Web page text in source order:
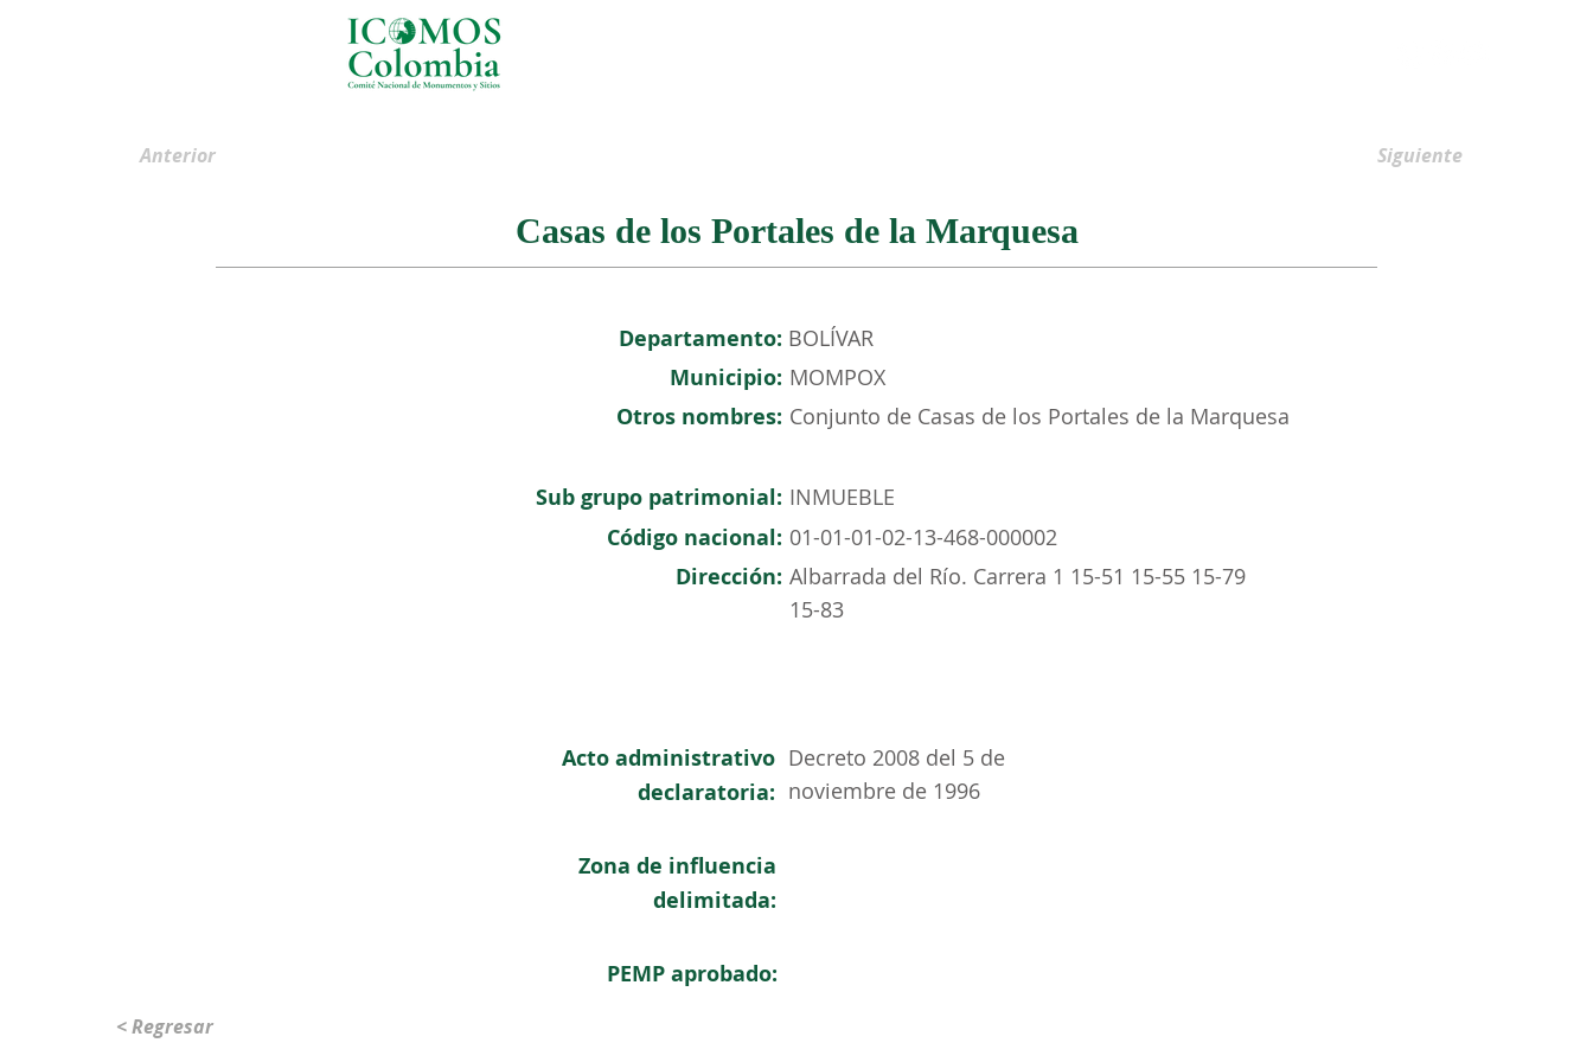
Anterior Siguiente
Casas de los Portales de la Marquesa
Departamento: BOLÍVAR
Municipio: MOMPOX
Otros nombres: Conjunto de Casas de los Portales de la Marquesa
Sub grupo patrimonial: INMUEBLE
Código nacional: 01-01-01-02-13-468-000002
Dirección: Albarrada del Río. Carrera 1 15-51 15-55 15-79
15-83
Acto administrativo
declaratoria:
Decreto 2008 del 5 de
noviembre de 1996
Zona de influencia
delimitada:
< Regresar
PEMP aprobado: